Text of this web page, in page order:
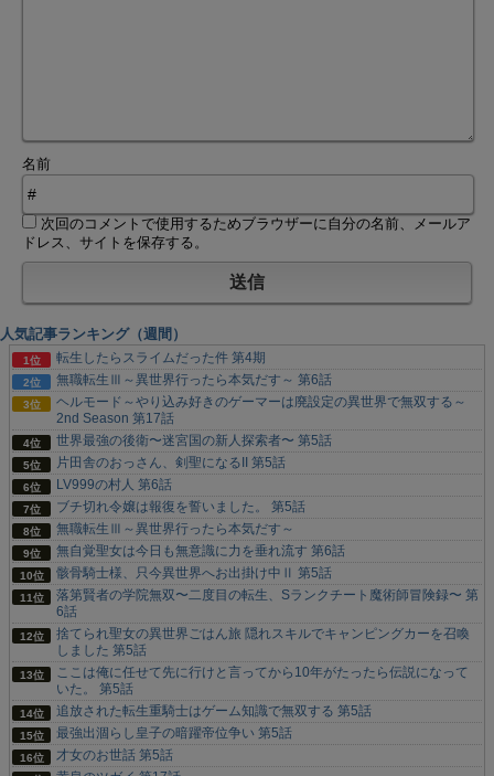
名前
次回のコメントで使用するためブラウザーに自分の名前、メールア
ドレス、サイトを保存する。
人気記事ランキング（週間）
転生したらスライムだった件 第4期
無職転生Ⅲ～異世界行ったら本気だす～ 第6話
ヘルモード～やり込み好きのゲーマーは廃設定の異世界で無双する～
2nd Season 第17話
世界最強の後衛〜迷宮国の新人探索者〜 第5話
片田舎のおっさん、剣聖になるII 第5話
LV999の村人 第6話
ブチ切れ令嬢は報復を誓いました。 第5話
無職転生Ⅲ～異世界行ったら本気だす～
無自覚聖女は今日も無意識に力を垂れ流す 第6話
骸骨騎士様、只今異世界へお出掛け中Ⅱ 第5話
落第賢者の学院無双〜二度目の転生、Sランクチート魔術師冒険録〜 第
6話
捨てられ聖女の異世界ごはん旅 隠れスキルでキャンピングカーを召喚
しました 第5話
ここは俺に任せて先に行けと言ってから10年がたったら伝説になって
いた。 第5話
追放された転生重騎士はゲーム知識で無双する 第5話
最強出涸らし皇子の暗躍帝位争い 第5話
才女のお世話 第5話